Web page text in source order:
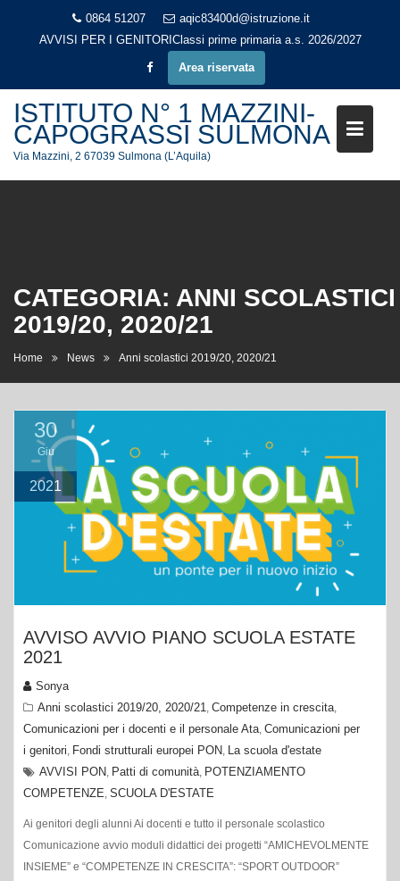
0864 51207
aqic83400d@istruzione.it
AVVISI PER I GENITORI Classi prime primaria a.s. 2026/2027
Area riservata
ISTITUTO N° 1 MAZZINI-
CAPOGRASSI SULMONA
Via Mazzini, 2 67039 Sulmona (L’Aquila)
CATEGORIA: ANNI SCOLASTICI
2019/20, 2020/21
Home News Anni scolastici 2019/20, 2020/21
30
Giu
2021
AVVISO AVVIO PIANO SCUOLA ESTATE
2021
Sonya
Anni scolastici 2019/20, 2020/21, Competenze in crescita,
Comunicazioni per i docenti e il personale Ata, Comunicazioni per
i genitori, Fondi strutturali europei PON, La scuola d'estate
AVVISI PON, Patti di comunità, POTENZIAMENTO
COMPETENZE, SCUOLA D'ESTATE
Ai genitori degli alunni Ai docenti e tutto il personale scolastico
Comunicazione avvio moduli didattici dei progetti “AMICHEVOLMENTE
INSIEME” e “COMPETENZE IN CRESCITA”: “SPORT OUTDOOR”